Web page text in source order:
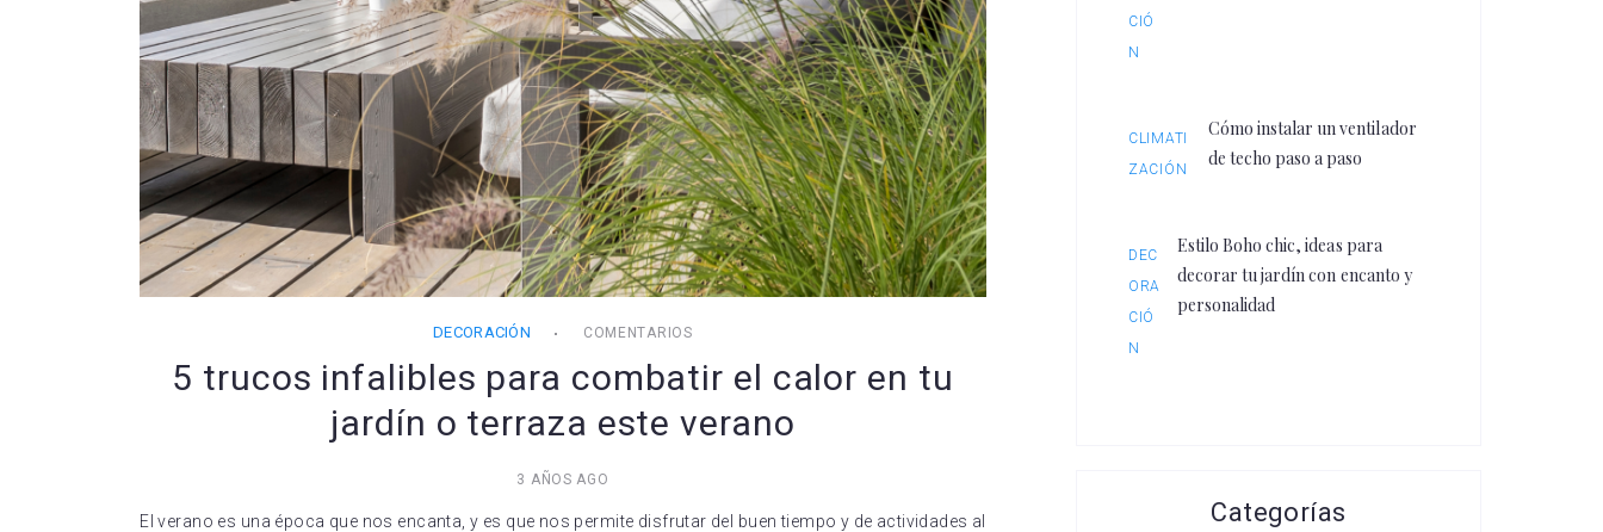
DECORACIÓN COMENTARIOS
5 trucos infalibles para combatir el calor en tu
jardín o terraza este verano
3 AÑOS AGO
El verano es una época que nos encanta, y es que nos permite disfrutar del buen tiempo y de actividades al
CIÓ
N
CLIMATI
ZACIÓN
Cómo instalar un ventilador
de techo paso a paso
DEC
ORA
CIÓ
N
Estilo Boho chic, ideas para
decorar tu jardín con encanto y
personalidad
Categorías